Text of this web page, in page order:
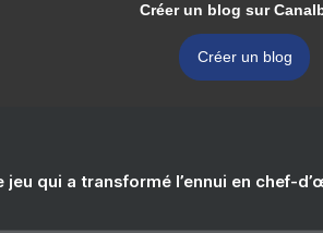
Créer un blog sur
Créer un blog
jeu qui a transformé l’ennui en chef-